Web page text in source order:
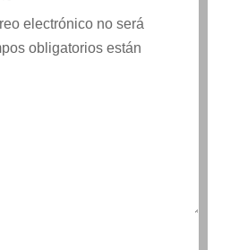
electrónico no será
obligatorios están